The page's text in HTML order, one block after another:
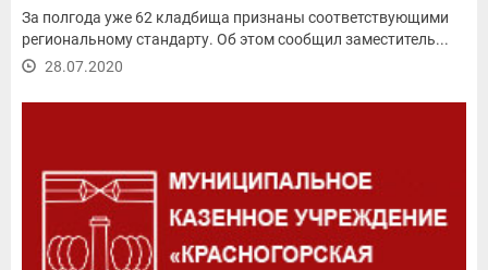
За полгода уже 62 кладбища признаны соответствующими
региональному стандарту. Об этом сообщил заместитель...
28.07.2020